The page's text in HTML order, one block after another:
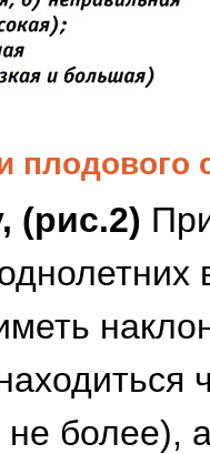
плодового
(рис.2)
более),